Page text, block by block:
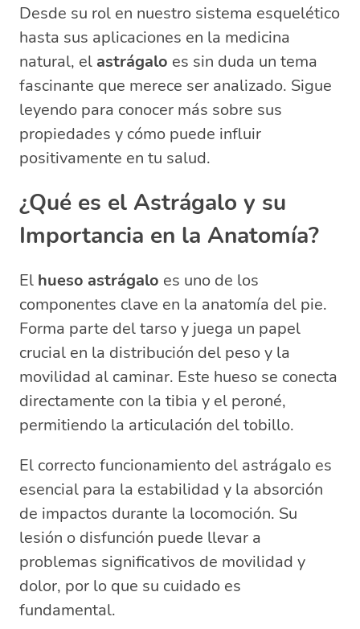
que Debes Saber
Preguntas Relacionadas Sobre el
Astrágalo y su Impacto en la Salud
¿Qué es Astrágalo y para Qué Sirve?
¿Qué Función Hace el Astrágalo?
¿Qué es la Astrágalo?
¿Quién no Puede Tomar Astrágalo?
Desde su rol en nuestro sistema esquelético
hasta sus aplicaciones en la medicina
natural, el astrágalo es sin duda un tema
fascinante que merece ser analizado. Sigue
leyendo para conocer más sobre sus
propiedades y cómo puede influir
positivamente en tu salud.
¿Qué es el Astrágalo y su
Importancia en la Anatomía?
El hueso astrágalo es uno de los
componentes clave en la anatomía del pie.
Forma parte del tarso y juega un papel
crucial en la distribución del peso y la
movilidad al caminar. Este hueso se conecta
directamente con la tibia y el peroné,
permitiendo la articulación del tobillo.
El correcto funcionamiento del astrágalo es
esencial para la estabilidad y la absorción
de impactos durante la locomoción. Su
lesión o disfunción puede llevar a
problemas significativos de movilidad y
dolor, por lo que su cuidado es
fundamental.